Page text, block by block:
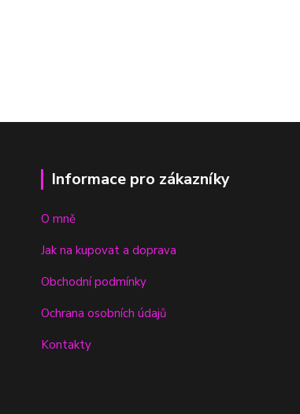
Informace pro zákazníky
O mně
Jak na kupovat a doprava
Obchodní podmínky
Ochrana osobních údajů
Kontakty